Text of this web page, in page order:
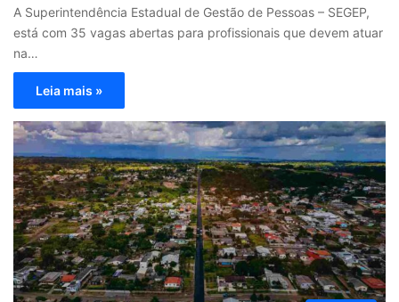
A Superintendência Estadual de Gestão de Pessoas – SEGEP,
está com 35 vagas abertas para profissionais que devem atuar
na…
Leia mais »